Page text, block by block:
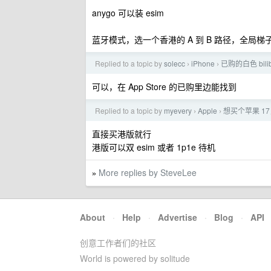
anygo 可以装 esim
蓝牙模式，选一个香港的 A 到 B 路径，全局梯
Replied to a topic bysolecc › iPhone › 已购的白色
可以，在 App Store 的已购里边能找到
Replied to a topic by myevery › Apple › 想买个苹果
直接买港版就行
港版可以双 esim 或者 1p1e 待机
» More replies by SteveLee
About · Help · Advertise · Blog · API
创意工作者们的社区
World is powered by solitude